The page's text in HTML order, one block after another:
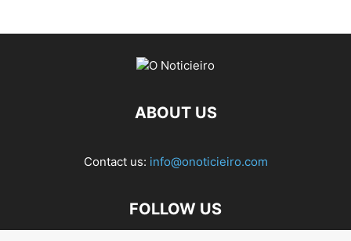
ABOUT US
Contact us: info@onoticieiro.com
FOLLOW US